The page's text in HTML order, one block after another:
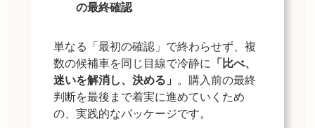
の最終確認
単なる「最初の確認」で終わらせず、複
数の候補車を同じ目線で冷静に
「比べ、
迷いを解消し、決める」
。購入前の最終
判断を最後まで着実に進めていくため
の、実践的なパッケージです。